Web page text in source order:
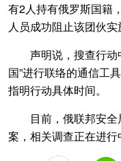
有2人持有俄罗斯国籍
人员成功阻止该团伙实
声明说，搜查行动
国”进行联络的通信工
指明行动具体时间。
目前，俄联邦安全
案，相关调查正在进行